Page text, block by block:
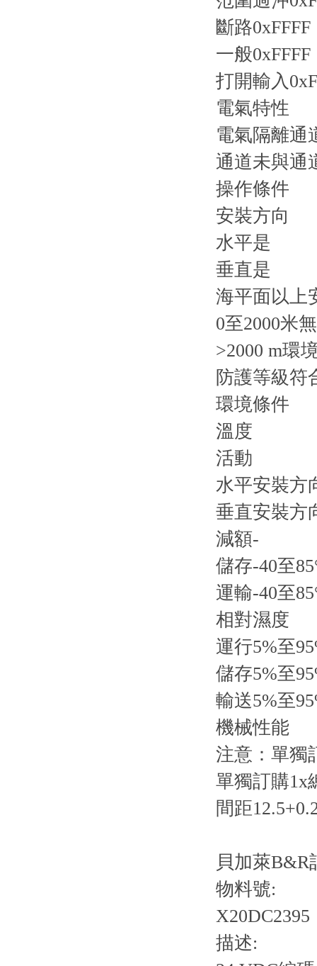
斷路0xFFFF
一般0xFFFF
打開輸入
電氣特性
電氣隔離通
通道未與通
操作條件
安裝方向
水平是
垂直是
海平面以上
0至2000米
>2000 m環
防護等級符
環境條件
溫度
活動
水平安裝方
垂直安裝方
減額-
儲存-40至
運輸-40至
相對濕度
運行5%至
儲存5%至
輸送5%至
機械性能
注意：單獨
單獨訂購1x
間距
貝加萊B&R
物料號:
X20DC2395
描述: